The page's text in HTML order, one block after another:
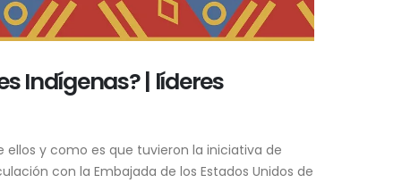
Indígenas? | líderes
ellos y como es que tuvieron la iniciativa de
con la Embajada de los Estados Unidos de